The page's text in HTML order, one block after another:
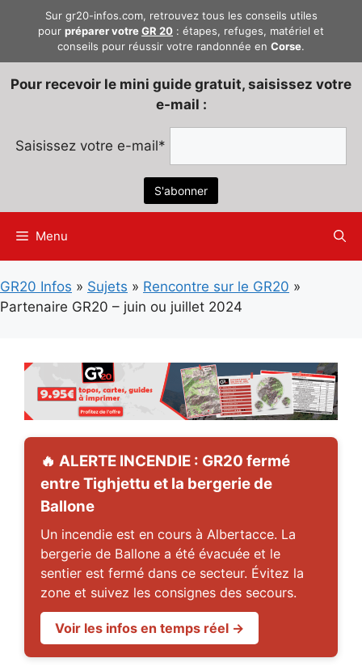
Sur gr20-infos.com, retrouvez tous les conseils utiles
pour préparer votreGR 20 : étapes, refuges, matériel et
conseils pour réussir votre randonnée en Corse.
Pour recevoir le mini guide gratuit, saisissez votre
e-mail :
Saisissez votre e-mail*
Menu
GR20 Infos » Sujets » Rencontre sur le GR20 »
Partenaire GR20 – juin ou juillet 2024
🔥 ALERTE INCENDIE : GR20 fermé
entre Tighjettu et la bergerie de
Ballone
Un incendie est en cours à Albertacce. La
bergerie de Ballone a été évacuée et le
sentier est fermé dans ce secteur. Évitez la
zone et suivez les consignes des secours.
Voir les infos en temps réel →